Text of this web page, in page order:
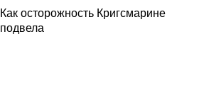
Как осторожность Кригсмарине
подвела